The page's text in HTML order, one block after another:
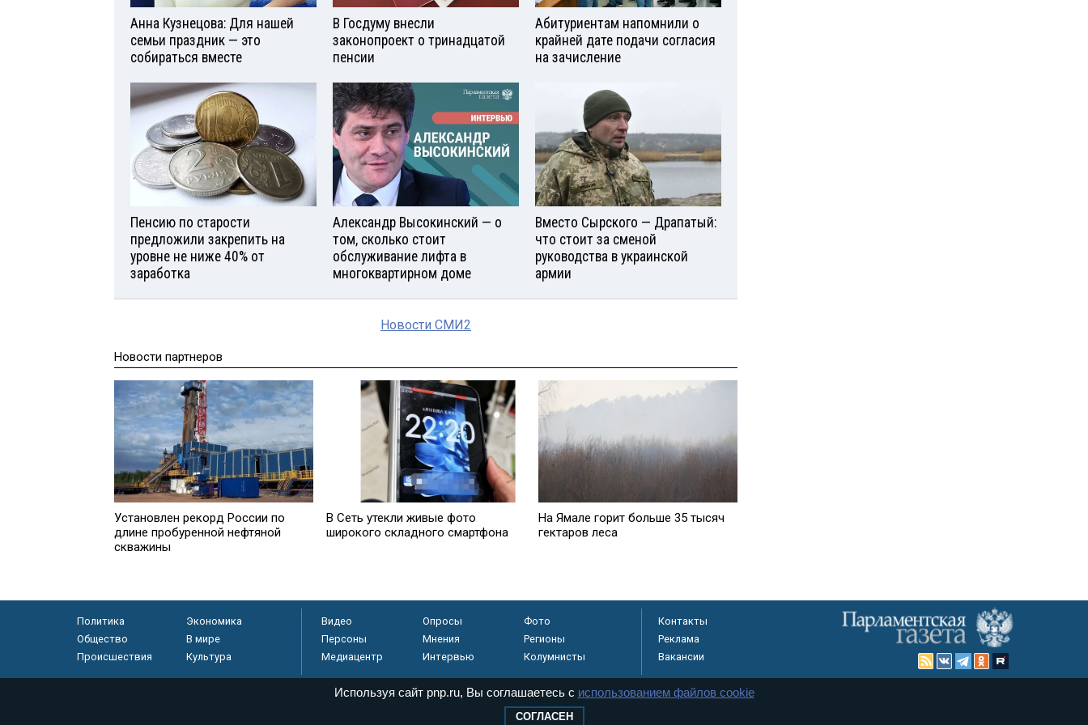
Анна Кузнецова: Для нашей
семьи праздник — это
собираться вместе
В Госдуму внесли
законопроект о тринадцатой
пенсии
Абитуриентам напомнили о
крайней дате подачи согласия
на зачисление
Пенсию по старости
предложили закрепить на
уровне не ниже 40% от
заработка
Александр Высокинский — о
том, сколько стоит
обслуживание лифта в
многоквартирном доме
Вместо Сырского — Драпатый:
что стоит за сменой
руководства в украинской
армии
Новости СМИ2
Новости партнеров
Установлен рекорд России по
длине пробуренной нефтяной
скважины
В Сеть утекли живые фото
широкого складного смартфона
На Ямале горит больше 35 тысяч
гектаров леса
Политика
Экономика
Общество
В мире
Происшествия
Культура
Видео Опросы
Фото
Персоны
Мнения
Регионы
Медиацентр
Интервью Колумнисты
Контакты
Реклама
Вакансии
Используя сайт pnp.ru, Вы соглашаетесь с использованием файлов cookie
СОГЛАСЕН